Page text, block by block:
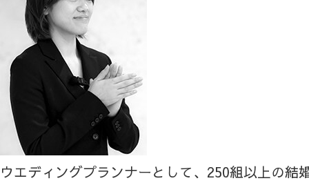
ウエディングプランナーとして、250組以上の結